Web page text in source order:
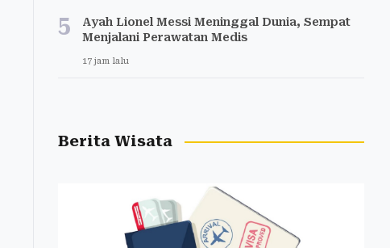
5
Ayah Lionel Messi Meninggal Dunia, Sempat
Menjalani Perawatan Medis
17 jam lalu
Berita Wisata